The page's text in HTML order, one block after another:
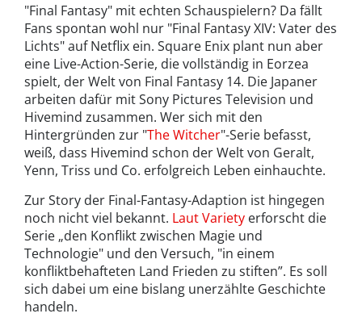
"Final Fantasy" mit echten Schauspielern? Da fällt
Fans spontan wohl nur "Final Fantasy XIV: Vater des
Lichts" auf Netflix ein. Square Enix plant nun aber
eine Live-Action-Serie, die vollständig in Eorzea
spielt, der Welt von Final Fantasy 14. Die Japaner
arbeiten dafür mit Sony Pictures Television und
Hivemind zusammen. Wer sich mit den
Hintergründen zur "The Witcher"-Serie befasst,
weiß, dass Hivemind schon der Welt von Geralt,
Yenn, Triss und Co. erfolgreich Leben einhauchte.
Zur Story der Final-Fantasy-Adaption ist hingegen
noch nicht viel bekannt. Laut Variety erforscht die
Serie „den Konflikt zwischen Magie und
Technologie" und den Versuch, "in einem
konfliktbehafteten Land Frieden zu stiften”. Es soll
sich dabei um eine bislang unerzählte Geschichte
handeln.